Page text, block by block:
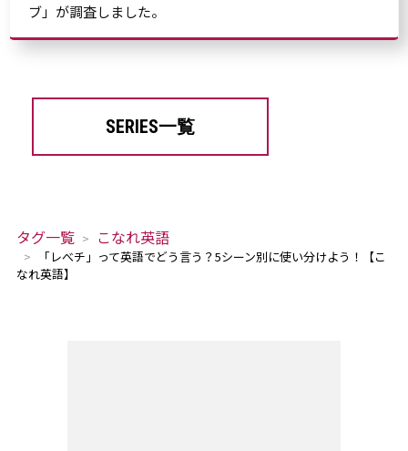
ブ」が調査しました。
SERIES一覧
タグ一覧 こなれ英語
「レべチ」って英語でどう言う？5シーン別に使い分けよう！【こ
なれ英語】